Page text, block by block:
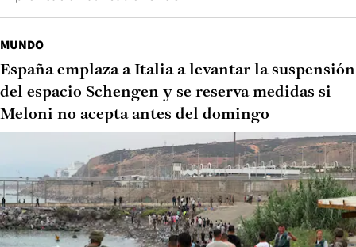
MUNDO
España emplaza a Italia a levantar la suspensión
del espacio Schengen y se reserva medidas si
Meloni no acepta antes del domingo